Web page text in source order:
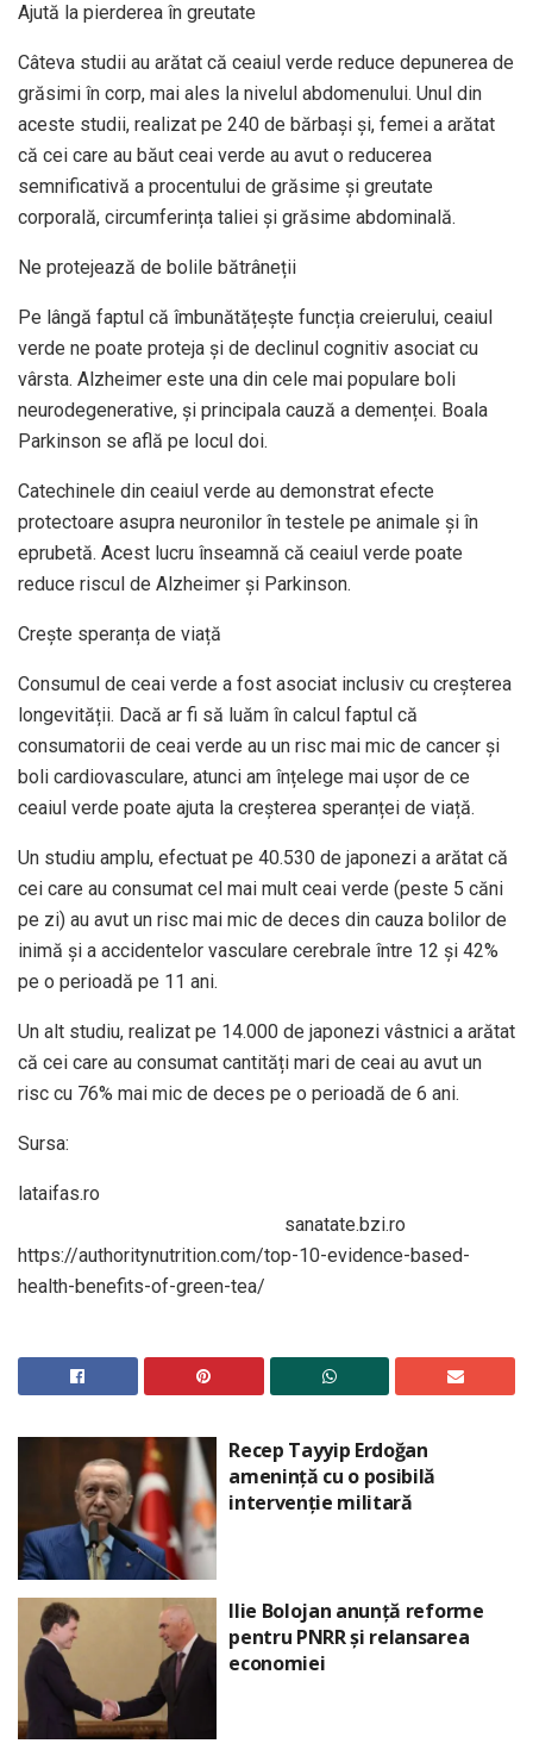
Ajută la pierderea în greutate
Câteva studii au arătat că ceaiul verde reduce depunerea de
grăsimi în corp, mai ales la nivelul abdomenului. Unul din
aceste studii, realizat pe 240 de bărbași și, femei a arătat
că cei care au băut ceai verde au avut o reducerea
semnificativă a procentului de grăsime și greutate
corporală, circumferința taliei și grăsime abdominală.
Ne protejează de bolile bătrâneții
Pe lângă faptul că îmbunătățește funcția creierului, ceaiul
verde ne poate proteja și de declinul cognitiv asociat cu
vârsta. Alzheimer este una din cele mai populare boli
neurodegenerative, și principala cauză a demenței. Boala
Parkinson se află pe locul doi.
Catechinele din ceaiul verde au demonstrat efecte
protectoare asupra neuronilor în testele pe animale și în
eprubetă. Acest lucru înseamnă că ceaiul verde poate
reduce riscul de Alzheimer și Parkinson.
Crește speranța de viață
Consumul de ceai verde a fost asociat inclusiv cu creșterea
longevității. Dacă ar fi să luăm în calcul faptul că
consumatorii de ceai verde au un risc mai mic de cancer și
boli cardiovasculare, atunci am înțelege mai ușor de ce
ceaiul verde poate ajuta la creșterea speranței de viață.
Un studiu amplu, efectuat pe 40.530 de japonezi a arătat că
cei care au consumat cel mai mult ceai verde (peste 5 căni
pe zi) au avut un risc mai mic de deces din cauza bolilor de
inimă și a accidentelor vasculare cerebrale între 12 și 42%
pe o perioadă pe 11 ani.
Un alt studiu, realizat pe 14.000 de japonezi vâstnici a arătat
că cei care au consumat cantități mari de ceai au avut un
risc cu 76% mai mic de deces pe o perioadă de 6 ani.
Sursa:
lataifas.ro
sanatate.bzi.ro
https://authoritynutrition.com/top-10-evidence-based-
health-benefits-of-green-tea/
Recep Tayyip Erdoğan
amenință cu o posibilă
intervenție militară
Ilie Bolojan anunță reforme
pentru PNRR și relansarea
economiei